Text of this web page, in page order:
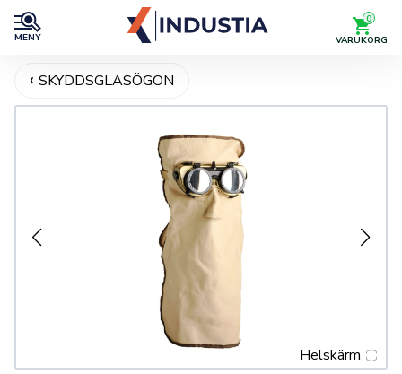
MENY
0
VARUKORG
SKYDDSGLASÖGON
Helskärm